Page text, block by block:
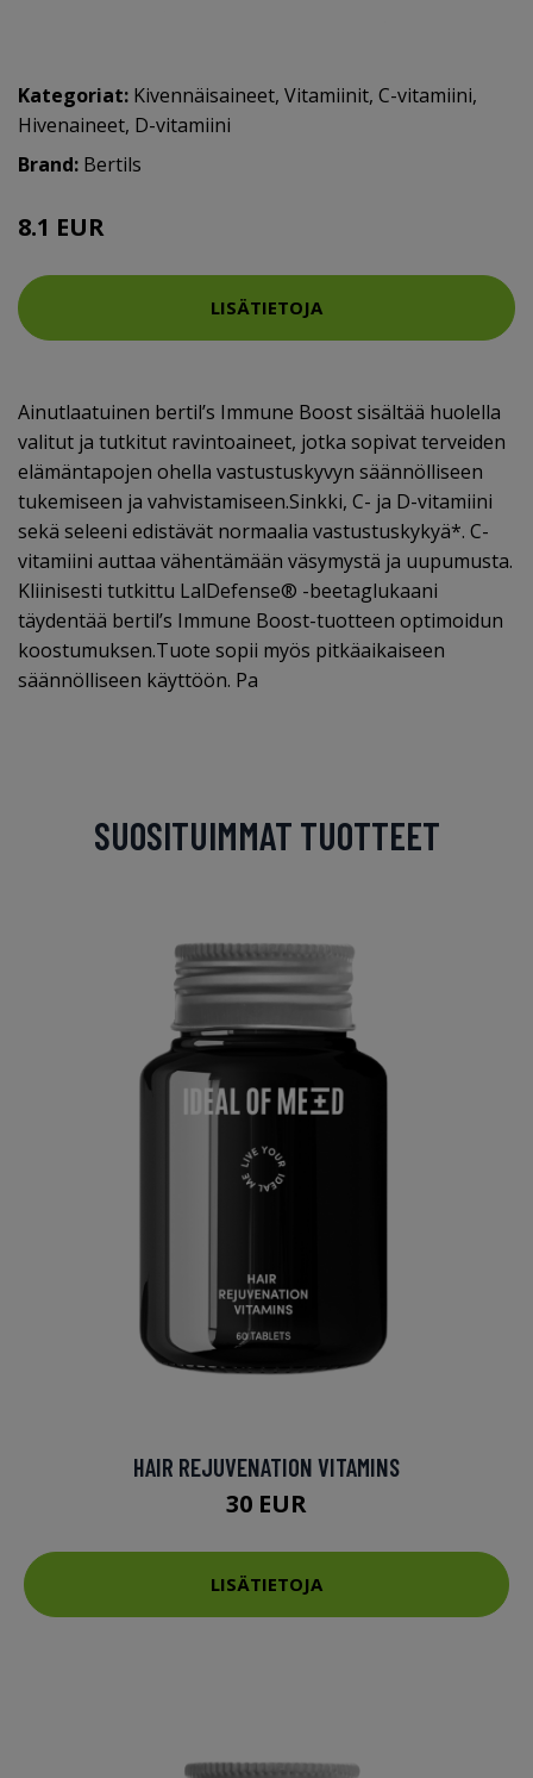
Kategoriat: Kivennäisaineet, Vitamiinit, C-vitamiini,
Hivenaineet, D-vitamiini
Brand: Bertils
8.1 EUR
LISÄTIETOJA
Ainutlaatuinen bertil’s Immune Boost sisältää huolella
valitut ja tutkitut ravintoaineet, jotka sopivat terveiden
elämäntapojen ohella vastustuskyvyn säännölliseen
tukemiseen ja vahvistamiseen.Sinkki, C- ja D-vitamiini
sekä seleeni edistävät normaalia vastustuskykyä*. C-
vitamiini auttaa vähentämään väsymystä ja uupumusta.
Kliinisesti tutkittu LalDefense® -beetaglukaani
täydentää bertil’s Immune Boost-tuotteen optimoidun
koostumuksen.Tuote sopii myös pitkäaikaiseen
säännölliseen käyttöön. Pa
SUOSITUIMMAT TUOTTEET
HAIR REJUVENATION VITAMINS
30 EUR
LISÄTIETOJA